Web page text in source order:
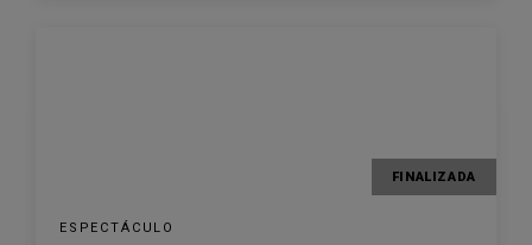
FINALIZADA
ESPECTÁCULO